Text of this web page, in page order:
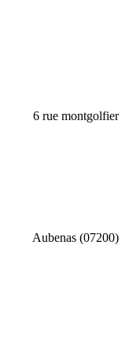
6 rue montgolfier
Aubenas (07200)